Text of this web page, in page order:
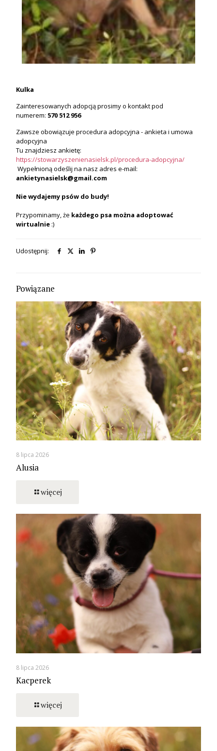
Kulka
Zainteresowanych adopcją prosimy o kontakt pod
numerem: 570 512 956
Zawsze obowiązuje procedura adopcyjna - ankieta i umowa
adopcyjna
Tu znajdziesz ankietę:
https://stowarzyszenienasielsk.pl/procedura-adopcyjna/
Wypełnioną odeślij na nasz adres e-mail:
ankietynasielsk@gmail.com
Nie wydajemy psów do budy!
Przypominamy, że każdego psa można adoptować
wirtualnie :)
Udostępnij:
Powiązane
8 lipca 2026
Alusia
więcej
8 lipca 2026
Kacperek
więcej